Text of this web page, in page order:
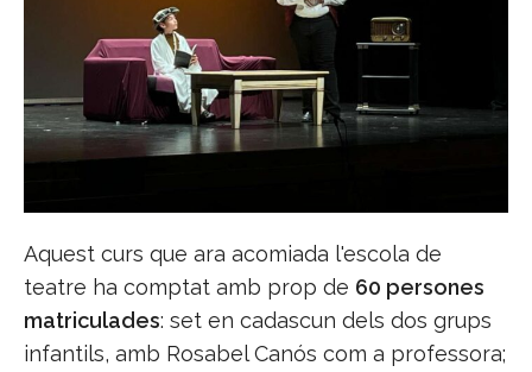
Aquest curs que ara acomiada l'escola de
teatre ha comptat amb prop de 60 persones
matriculades: set en cadascun dels dos grups
infantils, amb Rosabel Canós com a professora;